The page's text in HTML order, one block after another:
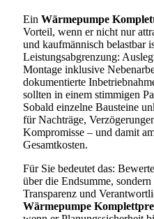
Ein Wärmepumpe
Vorteil, wenn er nicht nur
und kaufmännisch belastbar
Leistungsabgrenzung:
Montage inklusive
dokumentierte
sollten in einem stimmigen
Sobald einzelne Bausteine
für Nachträge,
Kompromisse – und damit
Gesamtkosten.
Für Sie bedeutet das:
über die Endsumme,
Transparenz und
Wärmepumpe